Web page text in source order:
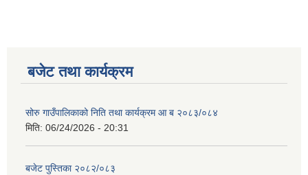
बजेट तथा कार्यक्रम
सोरु गाउँपालिकाको निति तथा कार्यक्रम आ ब २०८३/०८४
मिति: 06/24/2026 - 20:31
बजेट पुस्तिका २०८२/०८३